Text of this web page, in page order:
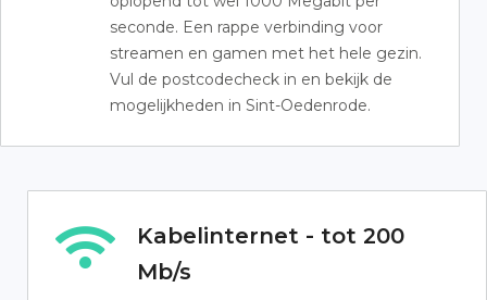
seconde. Een rappe verbinding voor
streamen en gamen met het hele gezin.
Vul de postcodecheck in en bekijk de
mogelijkheden in Sint-Oedenrode.
Kabelinternet - tot 200
Mb/s